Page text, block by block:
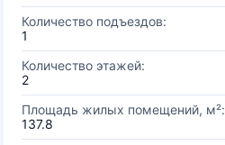
Количество подъездов:
1
Количество этажей:
2
Площадь жилых помещений, м²:
137.8